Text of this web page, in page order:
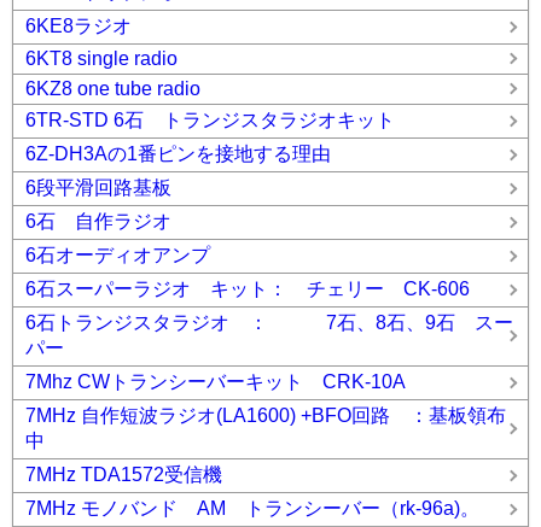
6KE8ラジオ
6KT8 single radio
6KZ8 one tube radio
6TR-STD 6石 トランジスタラジオキット
6Z-DH3Aの1番ピンを接地する理由
6段平滑回路基板
6石 自作ラジオ
6石オーディオアンプ
6石スーパーラジオ キット： チェリー CK-606
6石トランジスタラジオ ： 7石、8石、9石 スー
パー
7Mhz CWトランシーバーキット CRK-10A
7MHz 自作短波ラジオ(LA1600) +BFO回路 ：基板領布
中
7MHz TDA1572受信機
7MHz モノバンド AM トランシーバー（rk-96a)。